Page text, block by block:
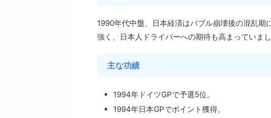
1990年代中盤、日本経済はバブル崩壊後の混乱期
強く、日本人ドライバーへの期待も高まっていまし
主な功績
1994年ドイツGPで予選5位。
1994年日本GPでポイント獲得。